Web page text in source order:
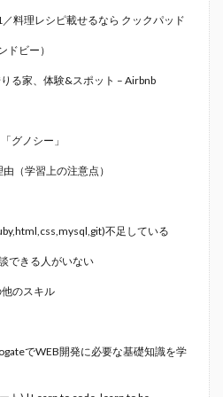
料理レシピ載せるなら クックパッド
ドビー）
る家、体験&スポット – Airbnb
グノシー」
（学習上の注意点）
不足している
できる人がいない
のスキル
でWEB開発に必要な基礎知識を学